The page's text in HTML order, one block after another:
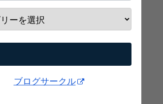
ブログサークル